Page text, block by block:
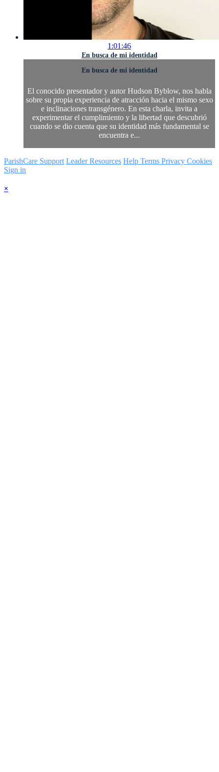
1:01:46
En busca de mi identidad
En busca de mi identidad
El conocido presentador y autor Hudson Byblow, nos habla
sobre su propia experiencia de atracción hacia el mismo sexo
e inclinaciones transgénero. En esta charla, invita a
experimentar el cumplimiento y la libertad que descubrió
cuando se dio cuenta que su identidad más fundamental se
encuentra e...
ParishCare Support Leader Resources Help Terms Privacy Cookies
Sign in
×